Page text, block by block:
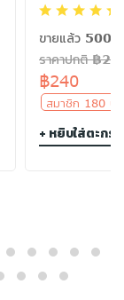
ขายแล้ว 500
ราคาปกติ ฿
฿240
สมาชิก 180
+ หยิบใส่ตะกร้า